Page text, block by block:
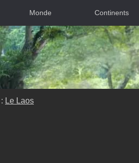
Monde Continents
: Le Laos